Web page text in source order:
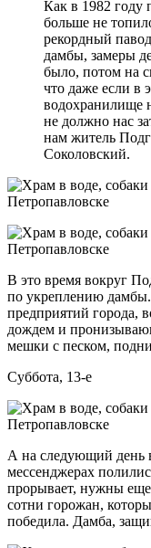
Как в 1982 году
больше не
рекордный
дамбы, замеры
было, потом на
что даже если в
водохранилище
не должно нас
нам житель
Соколовский.
В это время вокруг
по укреплению
предприятий города,
дождем и
мешки с песком,
Суббота, 13-е
А на следующий день
мессенджерах
прорывает, нужны
сотни горожан,
победила. Дамба,